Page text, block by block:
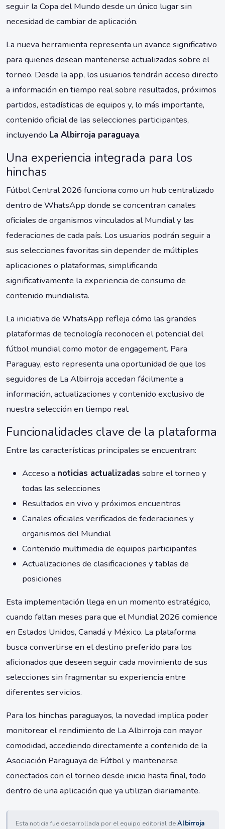
seguir la Copa del Mundo desde un único lugar sin
necesidad de cambiar de aplicación.
La nueva herramienta representa un avance significativo
para quienes desean mantenerse actualizados sobre el
torneo. Desde la app, los usuarios tendrán acceso directo
a información en tiempo real sobre resultados, próximos
partidos, estadísticas de equipos y, lo más importante,
contenido oficial de las selecciones participantes,
incluyendo La Albirroja paraguaya.
Una experiencia integrada para los
hinchas
Fútbol Central 2026 funciona como un hub centralizado
dentro de WhatsApp donde se concentran canales
oficiales de organismos vinculados al Mundial y las
federaciones de cada país. Los usuarios podrán seguir a
sus selecciones favoritas sin depender de múltiples
aplicaciones o plataformas, simplificando
significativamente la experiencia de consumo de
contenido mundialista.
La iniciativa de WhatsApp refleja cómo las grandes
plataformas de tecnología reconocen el potencial del
fútbol mundial como motor de engagement. Para
Paraguay, esto representa una oportunidad de que los
seguidores de La Albirroja accedan fácilmente a
información, actualizaciones y contenido exclusivo de
nuestra selección en tiempo real.
Funcionalidades clave de la plataforma
Entre las características principales se encuentran:
Acceso a noticias actualizadas sobre el torneo y
todas las selecciones
Resultados en vivo y próximos encuentros
Canales oficiales verificados de federaciones y
organismos del Mundial
Contenido multimedia de equipos participantes
Actualizaciones de clasificaciones y tablas de
posiciones
Esta implementación llega en un momento estratégico,
cuando faltan meses para que el Mundial 2026 comience
en Estados Unidos, Canadá y México. La plataforma
busca convertirse en el destino preferido para los
aficionados que deseen seguir cada movimiento de sus
selecciones sin fragmentar su experiencia entre
diferentes servicios.
Para los hinchas paraguayos, la novedad implica poder
monitorear el rendimiento de La Albirroja con mayor
comodidad, accediendo directamente a contenido de la
Asociación Paraguaya de Fútbol y mantenerse
conectados con el torneo desde inicio hasta final, todo
dentro de una aplicación que ya utilizan diariamente.
Esta noticia fue desarrollada por el equipo editorial deAlbirroja